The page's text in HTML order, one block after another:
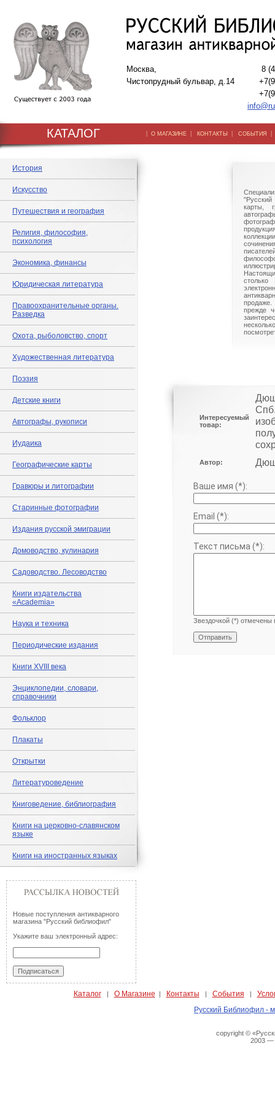
Москва,
Чистопрудный бульвар, д.14
8
КАТАЛОГ | О МАГАЗИНЕ | КОНТАКТЫ | СОБЫТИЯ
История
Искусство
Путешествия и география
Религия, философия,
психология
Экономика, финансы
Юридическая литература
Правоохранительные органы.
Разведка
Охота, рыболовство, спорт
Художественная литература
Поэзия
Детские книги
Автографы, рукописи
Иудаика
Географические карты
Гравюры и литографии
Старинные фотографии
Издания русской эмиграции
Домоводство, кулинария
Садоводство. Лесоводство
Книги издательства
«Academia»
Наука и техника
Периодические издания
Книги XVIII века
Энциклопедии, словари,
справочники
Фольклор
Плакаты
Открытки
Литературоведение
Книговедение, библиография
Книги на церковно-славянском
языке
Книги на иностранных языках
Новые поступления антикварного
магазина "Русский библиофил"
Укажите ваш электронный адрес:
"Русский
карты,
столько
прежде
Интересуемый
товар:
Автор:
Ваше имя (*):
Email (*):
Текст письма (*):
Звездочкой (*) отмечены
Каталог| О Магазине | Контакты | События |
Русский Библиофил -
copyright ©
2003 —